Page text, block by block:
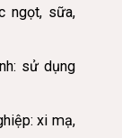
ngọt, sữa,
sử dụng
xi mạ,